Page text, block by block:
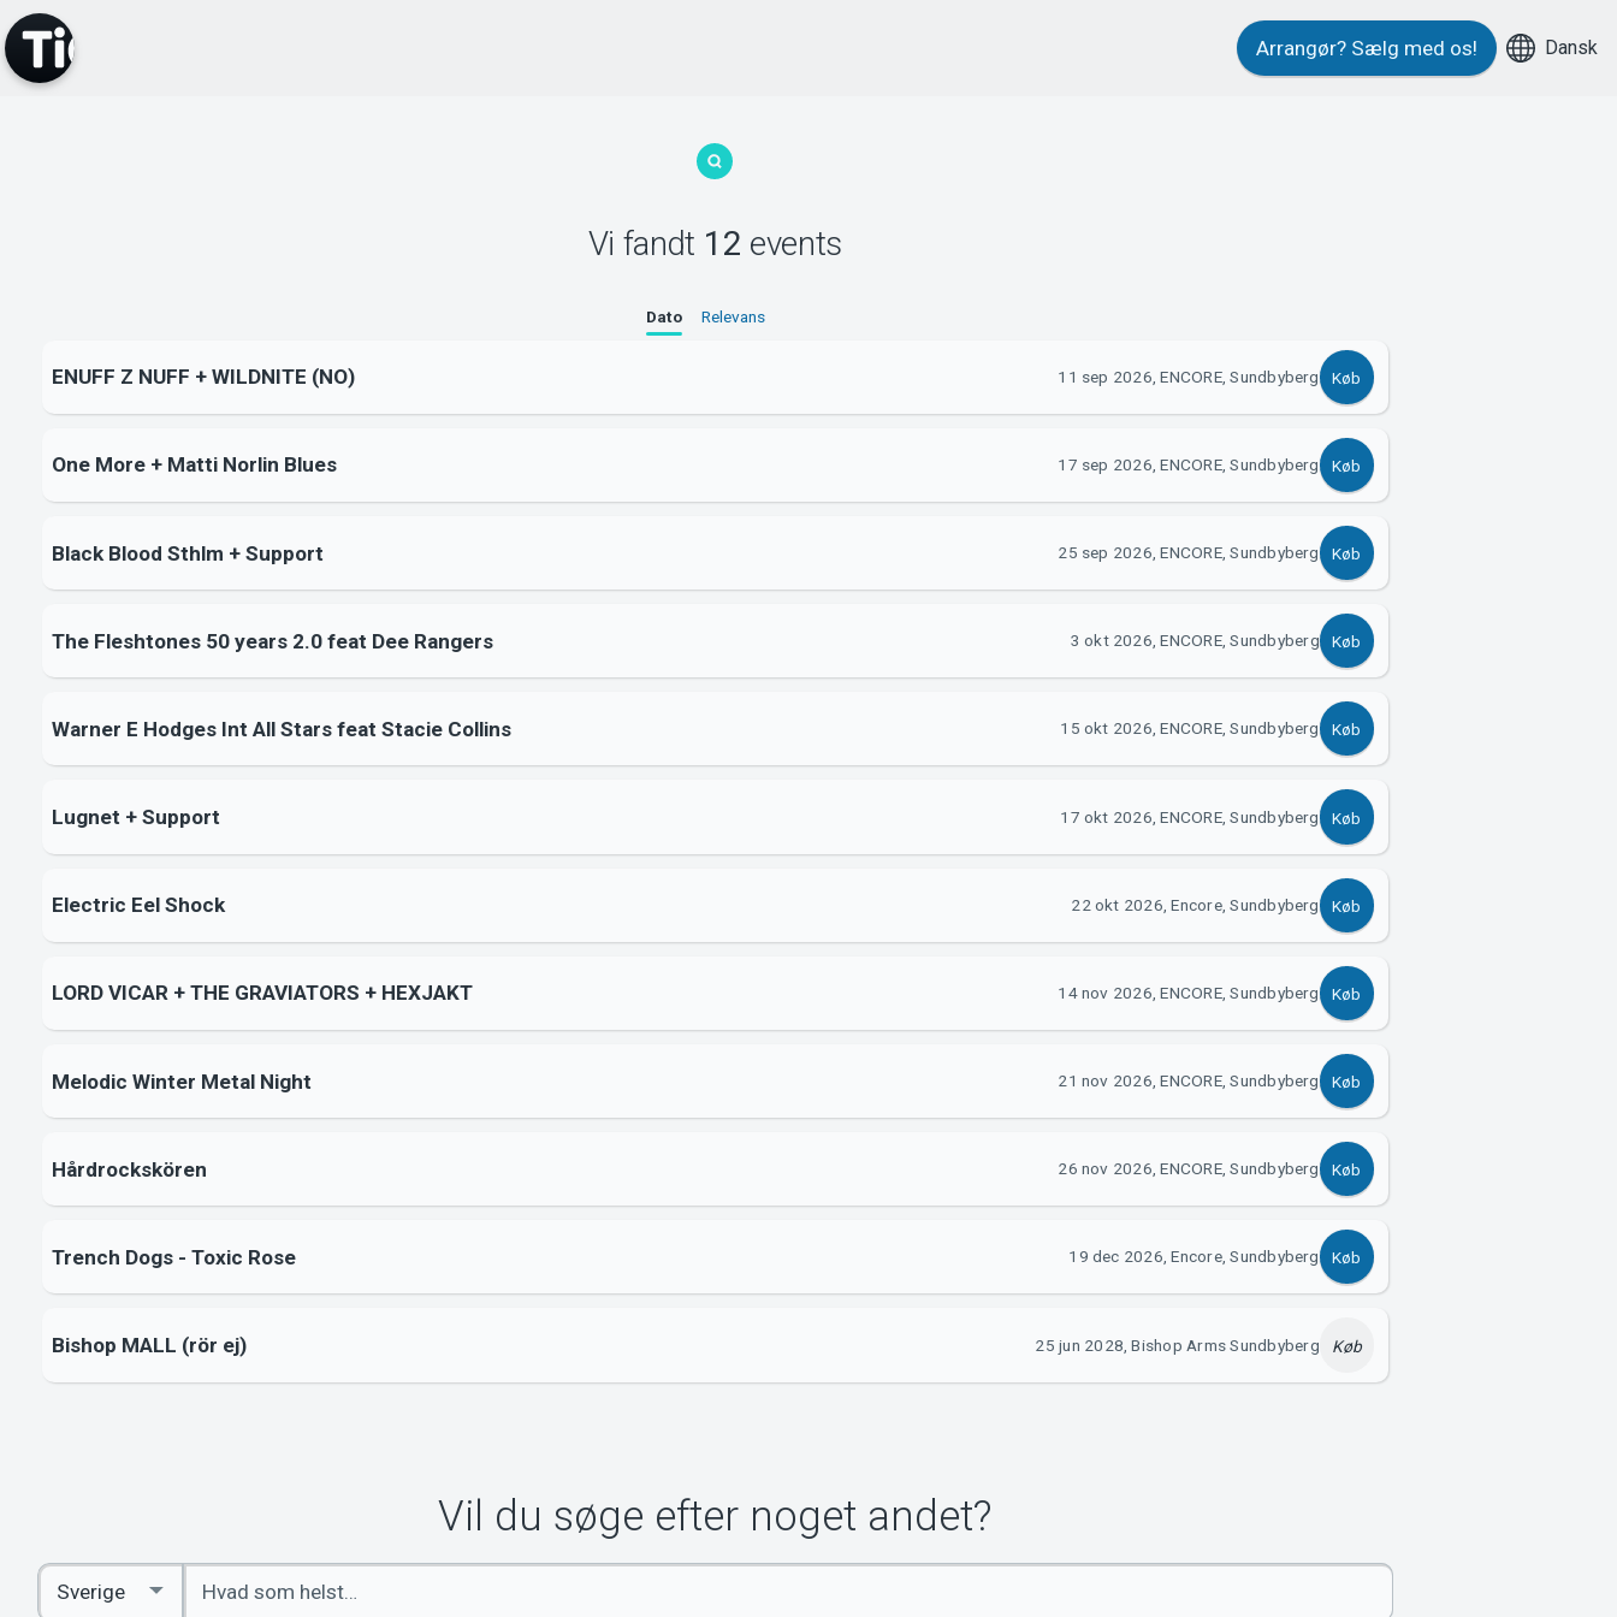
Arrangør? Sælg med os! Dansk
Vi fandt 12 events
Dato Relevans
ENUFF Z NUFF + WILDNITE (NO) 11 sep 2026, ENCORE, Sundbyberg Køb
One More + Matti Norlin Blues 17 sep 2026, ENCORE, Sundbyberg Køb
Black Blood Sthlm + Support 25 sep 2026, ENCORE, Sundbyberg Køb
The Fleshtones 50 years 2.0 feat Dee Rangers 3 okt 2026, ENCORE, Sundbyberg Køb
Warner E Hodges Int All Stars feat Stacie Collins 15 okt 2026, ENCORE, Sundbyberg Køb
Lugnet + Support 17 okt 2026, ENCORE, Sundbyberg Køb
Electric Eel Shock 22 okt 2026, Encore, Sundbyberg Køb
LORD VICAR + THE GRAVIATORS + HEXJAKT 14 nov 2026, ENCORE, Sundbyberg Køb
Melodic Winter Metal Night 21 nov 2026, ENCORE, Sundbyberg Køb
Hårdrockskören 26 nov 2026, ENCORE, Sundbyberg Køb
Trench Dogs - Toxic Rose 19 dec 2026, Encore, Sundbyberg Køb
Bishop MALL (rör ej) 25 jun 2028, Bishop Arms Sundbyberg Køb
Vil du søge efter noget andet?
Indtast
søgeord
Select
Country